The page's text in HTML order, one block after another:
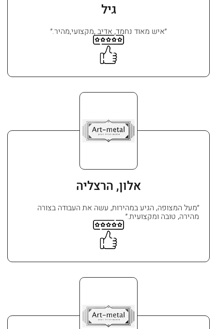
גיל
״איש מאוד נחמד, אדיב ,מקצועי,מהיר.״
אלון, הרצליה
״מעל המצופה, הגיע במהירות, עשה את העבודה בצורה
מהירה, טובה ומקצועית.״